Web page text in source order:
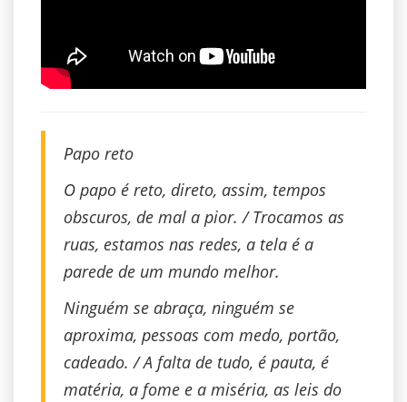
Papo reto
O papo é reto, direto, assim, tempos
obscuros, de mal a pior. / Trocamos as
ruas, estamos nas redes, a tela é a
parede de um mundo melhor.
Ninguém se abraça, ninguém se
aproxima, pessoas com medo, portão,
cadeado. / A falta de tudo, é pauta, é
matéria, a fome e a miséria, as leis do